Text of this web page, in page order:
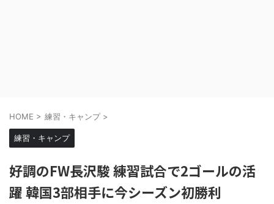
HOME > 練習・キャンプ >
練習・キャンプ
好調のFW長沢駿 練習試合で2ゴールの活
躍 韓国3部相手に今シーズン初勝利